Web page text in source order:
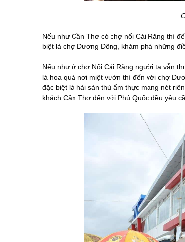
Nếu như Cần Thơ có chợ nổi Cái Răng thì
biệt là chợ Dương Đông, khám phá những
Nếu như ở chợ Nổi Cái Răng người ta vẫn
là hoa quả nơi miệt vườn thì đến với chợ
đặc biệt là hải sản thứ ẩm thực mang nét
khách Cần Thơ đến với Phú Quốc đều yêu